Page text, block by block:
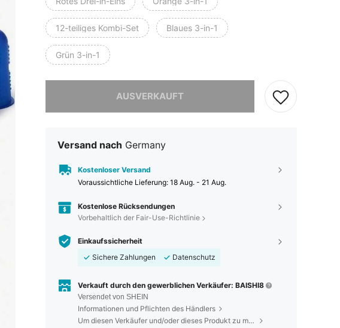
12-teiliges Kombi-Set Blaues 3-in-1
Grün 3-in-1
AUSVERKAUFT
Versand nach Germany
Kostenloser Versand
Voraussichtliche Lieferung: 18 Aug. - 21 Aug.
Kostenlose Rücksendungen
Vorbehaltlich der Fair-Use-Richtlinie
Einkaufssicherheit
Sichere Zahlungen
Datenschutz
Verkauft durch den gewerblichen Verkäufer: BAISHI8
Versendet von SHEIN
Informationen und Pflichten des Händlers
Um diesen Verkäufer und/oder dieses Produkt zu melden